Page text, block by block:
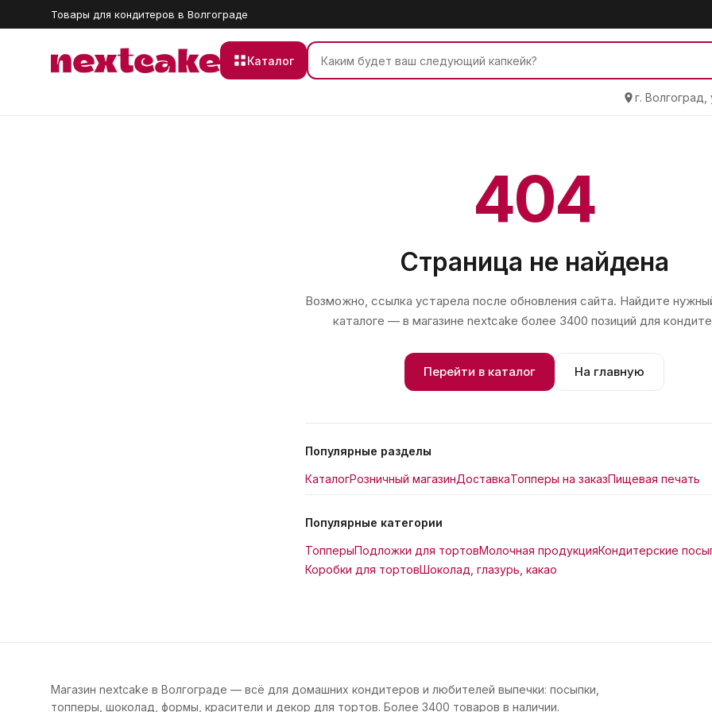
Товары для кондитеров в Волгограде
Каталог
г.
404
Страница не найдена
Возможно, ссылка устарела после обновления сайта. Найдите
каталоге — в магазине nextcake более 3400 позиций для
Перейти в каталог На главную
Популярные разделы
КаталогРозничный магазинДоставкаТопперы на заказПищевая печать
Популярные категории
ТопперыПодложки для тортовМолочная продукцияКондитерские
Коробки для тортовШоколад, глазурь, какао
Магазин nextcake в Волгограде — всё для домашних кондитеров и любителей выпечки: посыпки,
топперы, шоколад, формы, красители и декор для тортов. Более 3400 товаров в наличии.